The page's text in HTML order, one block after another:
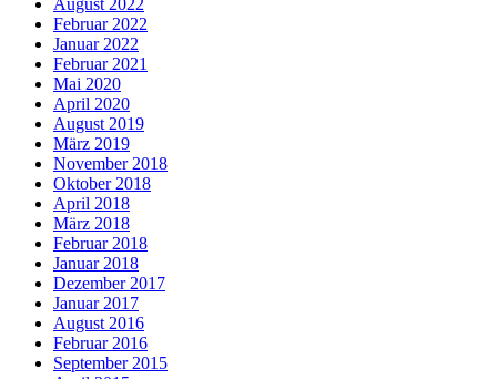
Februar 2022
Januar 2022
Februar 2021
Mai 2020
April 2020
August 2019
März 2019
November 2018
Oktober 2018
April 2018
März 2018
Februar 2018
Januar 2018
Dezember 2017
Januar 2017
August 2016
Februar 2016
September 2015